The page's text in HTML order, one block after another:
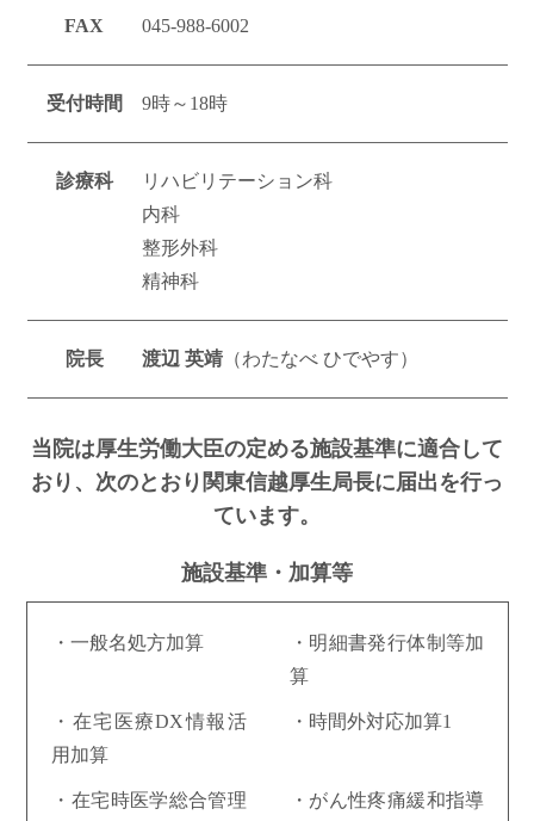
FAX 045-988-6002
受付時間 9時～18時
診療科
リハビリテーション科
内科
整形外科
精神科
院長 渡辺 英靖（わたなべ ひでやす）
当院は厚生労働大臣の定める施設基準に適合して
おり、次のとおり関東信越厚生局長に届出を行っ
ています。
施設基準・加算等
・一般名処方加算
・明細書発行体制等加
算
・在宅医療DX情報活
用加算
・時間外対応加算1
・在宅時医学総合管理
・がん性疼痛緩和指導